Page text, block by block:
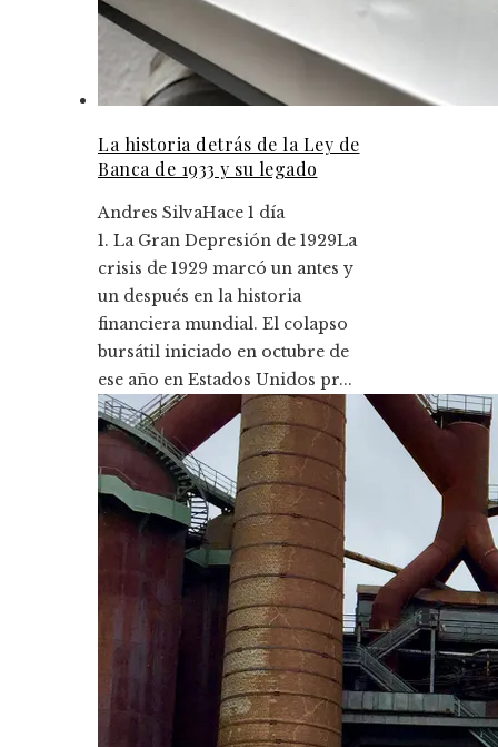
La historia detrás de la Ley de
Banca de 1933 y su legado
Andres SilvaHace 1 día
1. La Gran Depresión de 1929La
crisis de 1929 marcó un antes y
un después en la historia
financiera mundial. El colapso
bursátil iniciado en octubre de
ese año en Estados Unidos pr...